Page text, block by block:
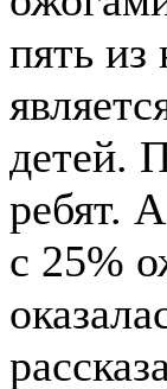
пять
детей.
ребят.
с 25%